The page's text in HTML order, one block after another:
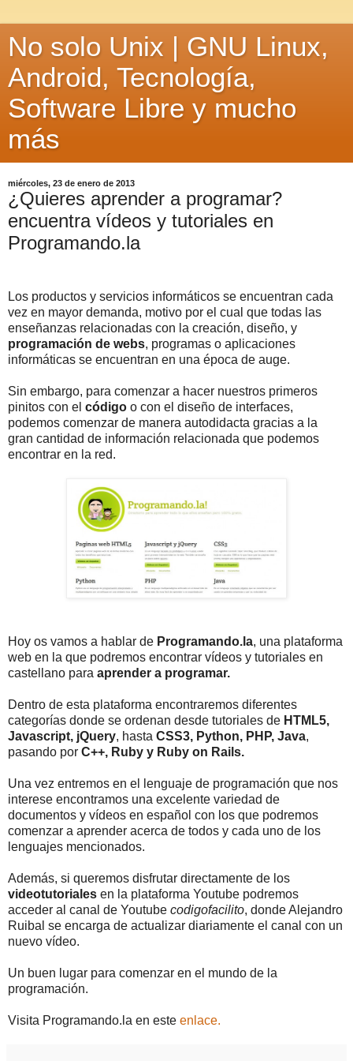
No solo Unix | GNU Linux,
Android, Tecnología,
Software Libre y mucho
más
miércoles, 23 de enero de 2013
¿Quieres aprender a programar?
encuentra vídeos y tutoriales en
Programando.la
Los productos y servicios informáticos se encuentran cada
vez en mayor demanda, motivo por el cual que todas las
enseñanzas relacionadas con la creación, diseño, y
programación de webs, programas o aplicaciones
informáticas se encuentran en una época de auge.
Sin embargo, para comenzar a hacer nuestros primeros
pinitos con el código o con el diseño de interfaces,
podemos comenzar de manera autodidacta gracias a la
gran cantidad de información relacionada que podemos
encontrar en la red.
Hoy os vamos a hablar de Programando.la, una plataforma
web en la que podremos encontrar vídeos y tutoriales en
castellano para aprender a programar.
Dentro de esta plataforma encontraremos diferentes
categorías donde se ordenan desde tutoriales de HTML5,
Javascript, jQuery, hasta CSS3, Python, PHP, Java,
pasando por C++, Ruby y Ruby on Rails.
Una vez entremos en el lenguaje de programación que nos
interese encontramos una excelente variedad de
documentos y vídeos en español con los que podremos
comenzar a aprender acerca de todos y cada uno de los
lenguajes mencionados.
Además, si queremos disfrutar directamente de los
videotutoriales en la plataforma Youtube podremos
acceder al canal de Youtube codigofacilito, donde Alejandro
Ruibal se encarga de actualizar diariamente el canal con un
nuevo vídeo.
Un buen lugar para comenzar en el mundo de la
programación.
Visita Programando.la en este enlace.